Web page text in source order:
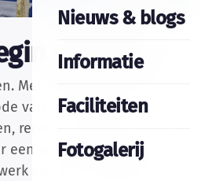
Nieuws & blogs
Informatie
Faciliteiten
Fotogalerij
van 2026
Met aan het eind van
van vorst zodat er
recent ook nog de nodige
een geheel andere aanblik
aan het sanitair ligt